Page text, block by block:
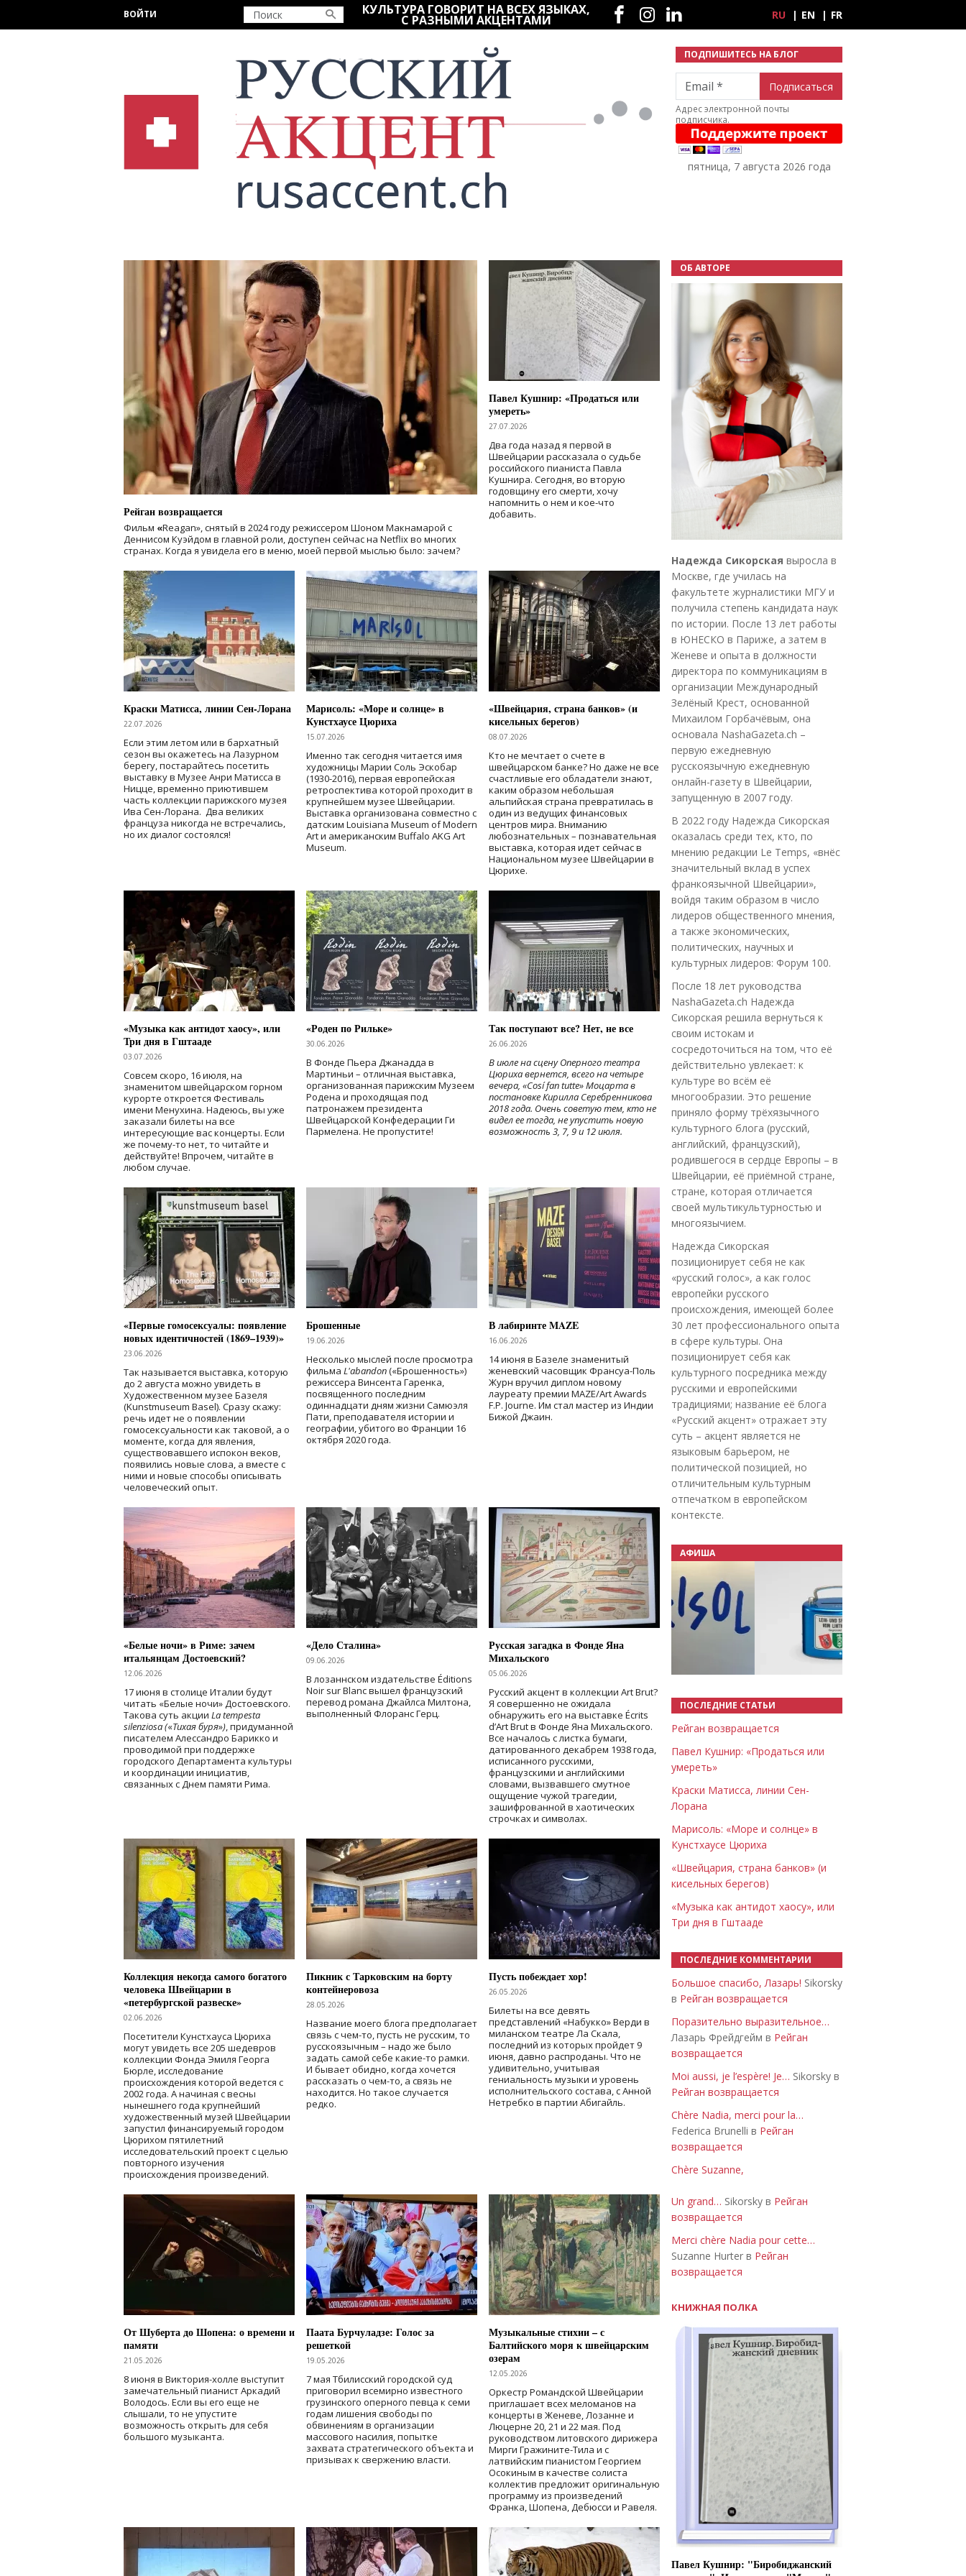
ВОЙТИ КУЛЬТУРА ГОВОРИТ НА ВСЕХ ЯЗЫКАХ,
С РАЗНЫМИ АКЦЕНТАМИ
Социальные сети
RU EN FR
ПОДПИШИТЕСЬ НА БЛОГ
Email
Адрес электронной почты
подписчика.
пятница, 7 августа 2026 года
Рейган возвращается
Фильм «Reagan», снятый в 2024 годурежиссером Шоном Макнамарой с
Деннисом Куэйдом в главной роли, доступен сейчас на Netflix во многих
странах. Когда я увидела его в меню, моей первой мыслью было: зачем?
Павел Кушнир: «Продаться или
умереть»
27.07.2026
Два года назад я первой в
Швейцарии рассказала о судьбе
российского пианиста Павла
Кушнира. Сегодня, во вторую
годовщину его смерти, хочу
напомнить о нем и кое-что
добавить.
Краски Матисса, линии Сен-Лорана
22.07.2026
Если этим летом или в бархатный
сезон вы окажетесь на Лазурном
берегу, постарайтесь посетить
выставку в Музее Анри Матисса в
Ницце, временно приютившем
часть коллекции парижского музея
Ива Сен-Лорана. Два великих
француза никогда не встречались,
но их диалог состоялся!
Марисоль: «Море и солнце» в
Кунстхаусе Цюриха
15.07.2026
Именно так сегодня читается имя
художницы Марии Соль Эскобар
(1930-2016), первая европейская
ретроспектива которой проходит в
крупнейшем музее Швейцарии.
Выставка организована совместно с
датским Louisiana Museum of Modern
Art и американским Buffalo AKG Art
Museum.
«Швейцария, страна банков» (и
кисельных берегов)
08.07.2026
Кто не мечтает о счете в
швейцарском банке? Но даже не все
счастливые его обладатели знают,
каким образом небольшая
альпийская страна превратилась в
один из ведущих финансовых
центров мира. Вниманию
любознательных – познавательная
выставка, которая идет сейчас в
Национальном музее Швейцарии в
Цюрихе.
«Музыка как антидот хаосу», или
Три дня в Гштааде
03.07.2026
Совсем скоро, 16 июля, на
знаменитом швейцарском горном
курорте откроется Фестиваль
имени Менухина. Надеюсь, вы уже
заказали билеты на все
интересующие вас концерты. Если
же почему-то нет, то читайте и
действуйте! Впрочем, читайте в
любом случае.
«Роден по Рильке»
30.06.2026
В Фонде Пьера Джанадда в
Мартиньи – отличная выставка,
организованная парижским Музеем
Родена и проходящая под
патронажем президента
Швейцарской Конфедерации Ги
Пармелена. Не пропустите!
Так поступают все? Нет, не все
26.06.2026
В июле на сцену Оперного театра
Цюриха вернется, всего на четыре
вечера, «Cosí fan tutte» Моцарта в
постановке Кирилла Серебренникова
2018 года. Очень советую тем, кто не
видел ее тогда, не упустить новую
возможность 3, 7, 9 и 12 июля.
«Первые гомосексуалы: появление
новых идентичностей (1869–1939)»
23.06.2026
Так называется выставка, которую
до 2 августа можно увидеть в
Художественном музее Базеля
(Kunstmuseum Basel). Сразу скажу:
речь идет не о появлении
гомосексуальности как таковой, а о
моменте, когда для явления,
существовавшего испокон веков,
появились новые слова, а вместе с
ними и новые способы описывать
человеческий опыт.
Брошенные
19.06.2026
Несколько мыслей после просмотра
фильма L'abandon(«Брошенность»)
режиссера Винсента Гаренка,
посвященного последним
одиннадцати дням жизни Самюэля
Пати, преподавателя истории и
географии, убитого во Франции 16
октября 2020 года.
В лабиринте MAZE
16.06.2026
14 июня в Базеле знаменитый
женевский часовщик Франсуа-Поль
Журн вручил диплом новому
лауреату премии MAZE/Art Awards
F.P. Journe. Им стал мастер из Индии
Бижой Джаин.
«Белые ночи» в Риме: зачем
итальянцам Достоевский?
12.06.2026
17 июня в столице Италии будут
читать «Белые ночи» Достоевского.
Такова суть акции La tempesta
silenziosa («Тихая буря»), придуманной
писателем Алессандро Барикко и
проводимой при поддержке
городского Департамента культуры
и координации инициатив,
связанных с Днем памяти Рима.
«Дело Сталина»
09.06.2026
В лозаннском издательстве Éditions
Noir sur Blanc вышел французский
перевод романа Джайлса Милтона,
выполненный Флоранс Герц.
Русская загадка в Фонде Яна
Михальского
05.06.2026
Русский акцент в коллекции Art Brut?
Я совершенно не ожидала
обнаружить его на выставке Écrits
d’Art Brut в Фонде Яна Михальского.
Все началось с листка бумаги,
датированного декабрем 1938 года,
исписанного русскими,
французскими и английскими
словами, вызвавшего смутное
ощущение чужой трагедии,
зашифрованной в хаотических
строчках и символах.
Коллекция некогда самого богатого
человека Швейцарии в
«петербургской развеске»
02.06.2026
Посетители Кунстхауса Цюриха
могут увидеть все 205 шедевров
коллекции Фонда Эмиля Георга
Бюрле, исследование
происхождения которой ведется с
2002 года. А начиная с весны
нынешнего года крупнейший
художественный музей Швейцарии
запустил финансируемый городом
Цюрихом пятилетний
исследовательский проект с целью
повторного изучения
происхождения произведений.
Пикник с Тарковским на борту
контейнеровоза
28.05.2026
Название моего блога предполагает
связь с чем-то, пусть не русским, то
русскоязычным – надо же было
задать самой себе какие-то рамки.
И бывает обидно, когда хочется
рассказать о чем-то, а связь не
находится. Но такое случается
редко.
Пусть побеждает хор!
26.05.2026
Билеты на все девять
представлений «Набукко» Верди в
миланском театре Ла Скала,
последний из которых пройдет 9
июня, давно распроданы. Что не
удивительно, учитывая
гениальность музыки и уровень
исполнительского состава, с Анной
Нетребко в партии Абигайль.
От Шуберта до Шопена: о времени и
памяти
21.05.2026
8 июня в Виктория-холле выступит
замечательный пианист Аркадий
Володось. Если вы его еще не
слышали, то не упустите
возможность открыть для себя
большого музыканта.
Паата Бурчуладзе: Голос за
решеткой
19.05.2026
7 мая Тбилисский городской суд
приговорил всемирно известного
грузинского оперного певца к семи
годам лишения свободы по
обвинениям в организации
массового насилия, попытке
захвата стратегического объекта и
призывах к свержению власти.
Музыкальные стихии – с
Балтийского моря к швейцарским
озерам
12.05.2026
Оркестр Романдской Швейцарии
приглашает всех меломанов на
концерты в Женеве, Лозанне и
Люцерне 20, 21 и 22 мая. Под
руководством литовского дирижера
Мирги Гражините-Тила и с
латвийским пианистом Георгием
Осокиным в качестве солиста
коллектив предложит оригинальную
программу из произведений
Франка, Шопена, Дебюсси и Равеля.
ОБ АВТОРЕ
Надежда Сикорская выросла в
Москве, где училась на
факультете журналистики МГУ и
получила степень кандидата наук
по истории. После 13 лет работы
в ЮНЕСКО в Париже, а затем в
Женеве и опыта в должности
директора по коммуникациям в
организации Международный
Зелёный Крест, основанной
Михаилом Горбачёвым, она
основала NashaGazeta.ch –
первую ежедневную
русскоязычную ежедневную
онлайн-газету в Швейцарии,
запущенную в 2007 году.
В 2022 году Надежда Сикорская
оказалась среди тех, кто, по
мнению редакции Le Temps, «внёс
значительный вклад в успех
франкоязычной Швейцарии»,
войдя таким образом в число
лидеров общественного мнения,
а также экономических,
политических, научных и
культурных лидеров: Форум 100.
После 18 лет руководства
NashaGazeta.ch Надежда
Сикорская решила вернуться к
своим истокам и
сосредоточиться на том, что её
действительно увлекает: к
культуре во всём её
многообразии. Это решение
приняло форму трёхязычного
культурного блога (русский,
английский, французский),
родившегося в сердце Европы – в
Швейцарии, её приёмной стране,
стране, которая отличается
своей мультикультурностью и
многоязычием.
Надежда Сикорская
позиционирует себя не как
«русский голос», а как голос
европейки русского
происхождения, имеющей более
30 лет профессионального опыта
в сфере культуры. Она
позиционирует себя как
культурного посредника между
русскими и европейскими
традициями; название её блога
«Русский акцент» отражает эту
суть – акцент является не
языковым барьером, не
политической позицией, но
отличительным культурным
отпечатком в европейском
контексте.
АФИША
ПОСЛЕДНИЕ СТАТЬИ
Рейган возвращается
Павел Кушнир: «Продаться или
умереть»
Краски Матисса, линии Сен-
Лорана
Марисоль: «Море и солнце» в
Кунстхаусе Цюриха
«Швейцария, страна банков» (и
кисельных берегов)
«Музыка как антидот хаосу», или
Три дня в Гштааде
ПОСЛЕДНИЕ КОММЕНТАРИИ
Большое спасибо, Лазарь! Sikorsky
в Рейган возвращается
Поразительно выразительное…
Лазарь Фрейдгейм в Рейган
возвращается
Moi aussi, je l’espère! Je… Sikorsky в
Рейган возвращается
Chère Nadia, merci pour la…
Federica Brunelli в Рейган
возвращается
Chère Suzanne,
Un grand… Sikorsky в Рейган
возвращается
Merci chère Nadia pour cette…
Suzanne Hurter в Рейган
возвращается
КНИЖНАЯ ПОЛКА
Павел Кушнир: "Биробиджанский